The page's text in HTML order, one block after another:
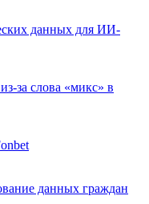
данных для ИИ-
за слова «микс» в
данных граждан